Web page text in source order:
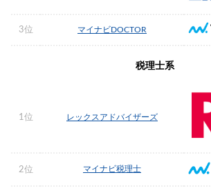
3位 マイナビDOCTOR
税理士系
1位 レックスアドバイザーズ
2位 マイナビ税理士